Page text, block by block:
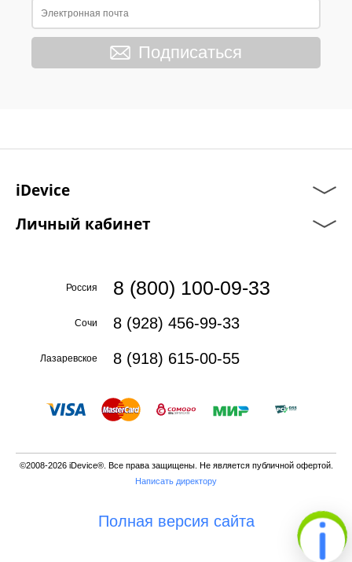
Подписаться
iDevice
Личный кабинет
Россия 8 (800) 100-09-33
Сочи 8 (928) 456-99-33
Лазаревское 8 (918) 615-00-55
©2008-2026 iDevice®. Все права защищены. Не является публичной офертой.
Написать директору
Полная версия сайта